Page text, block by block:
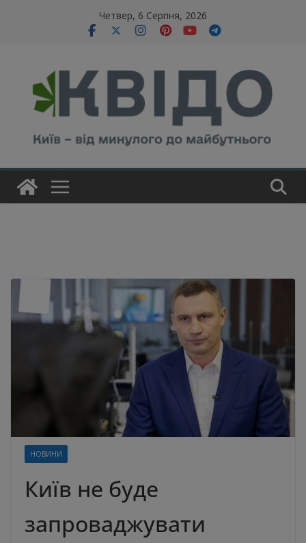
Четвер, 6 Серпня, 2026
НОВИНИ
Київ не буде
запроваджувати
modal-check